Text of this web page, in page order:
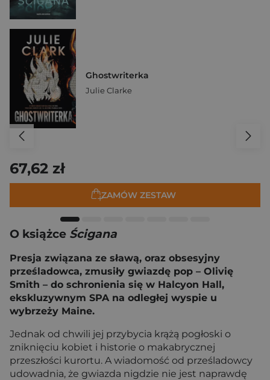
Ghostwriterka
Julie Clarke
67,62 zł
ZAMÓW ZESTAW
O książce Ścigana
Presja związana ze sławą, oraz obsesyjny
prześladowca, zmusiły gwiazdę pop – Olivię
Smith – do schronienia się w Halcyon Hall,
ekskluzywnym SPA na odległej wyspie u
wybrzeży Maine.
Jednak od chwili jej przybycia krążą pogłoski o
zniknięciu kobiet i historie o makabrycznej
przeszłości kurortu. A wiadomość od prześladowcy
udowadnia, że gwiazda nigdzie nie jest naprawdę